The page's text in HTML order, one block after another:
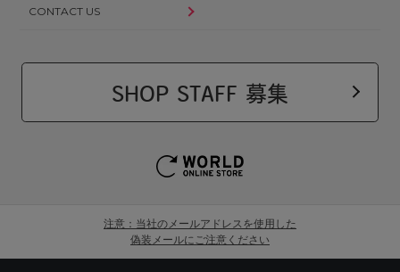
CONTACT US
SHOP STAFF 募集
注意：当社のメールアドレスを使用した
偽装メールにご注意ください